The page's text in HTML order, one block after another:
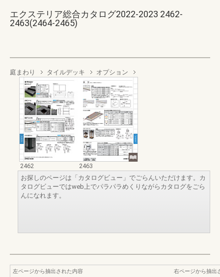
エクステリア総合カタログ2022-2023 2462-
2463(2464-2465)
庭まわり タイルデッキ オプション
2462
2463
お探しのページは「カタログビュー」でごらんいただけます。カ
タログビューではweb上でパラパラめくりながらカタログをごら
んになれます。
左ページから抽出された内容
右ページから抽出